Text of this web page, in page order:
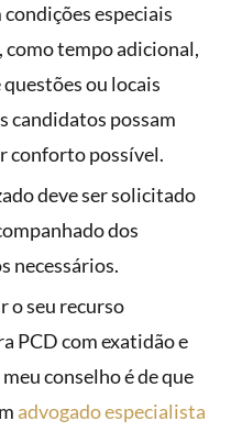
especiais
como tempo adicional,
ou locais
candidatos possam
conforto possível.
deve ser solicitado
dos
necessários.
o seu recurso
PCD com exatidão e
conselho é de que
advogado especialista